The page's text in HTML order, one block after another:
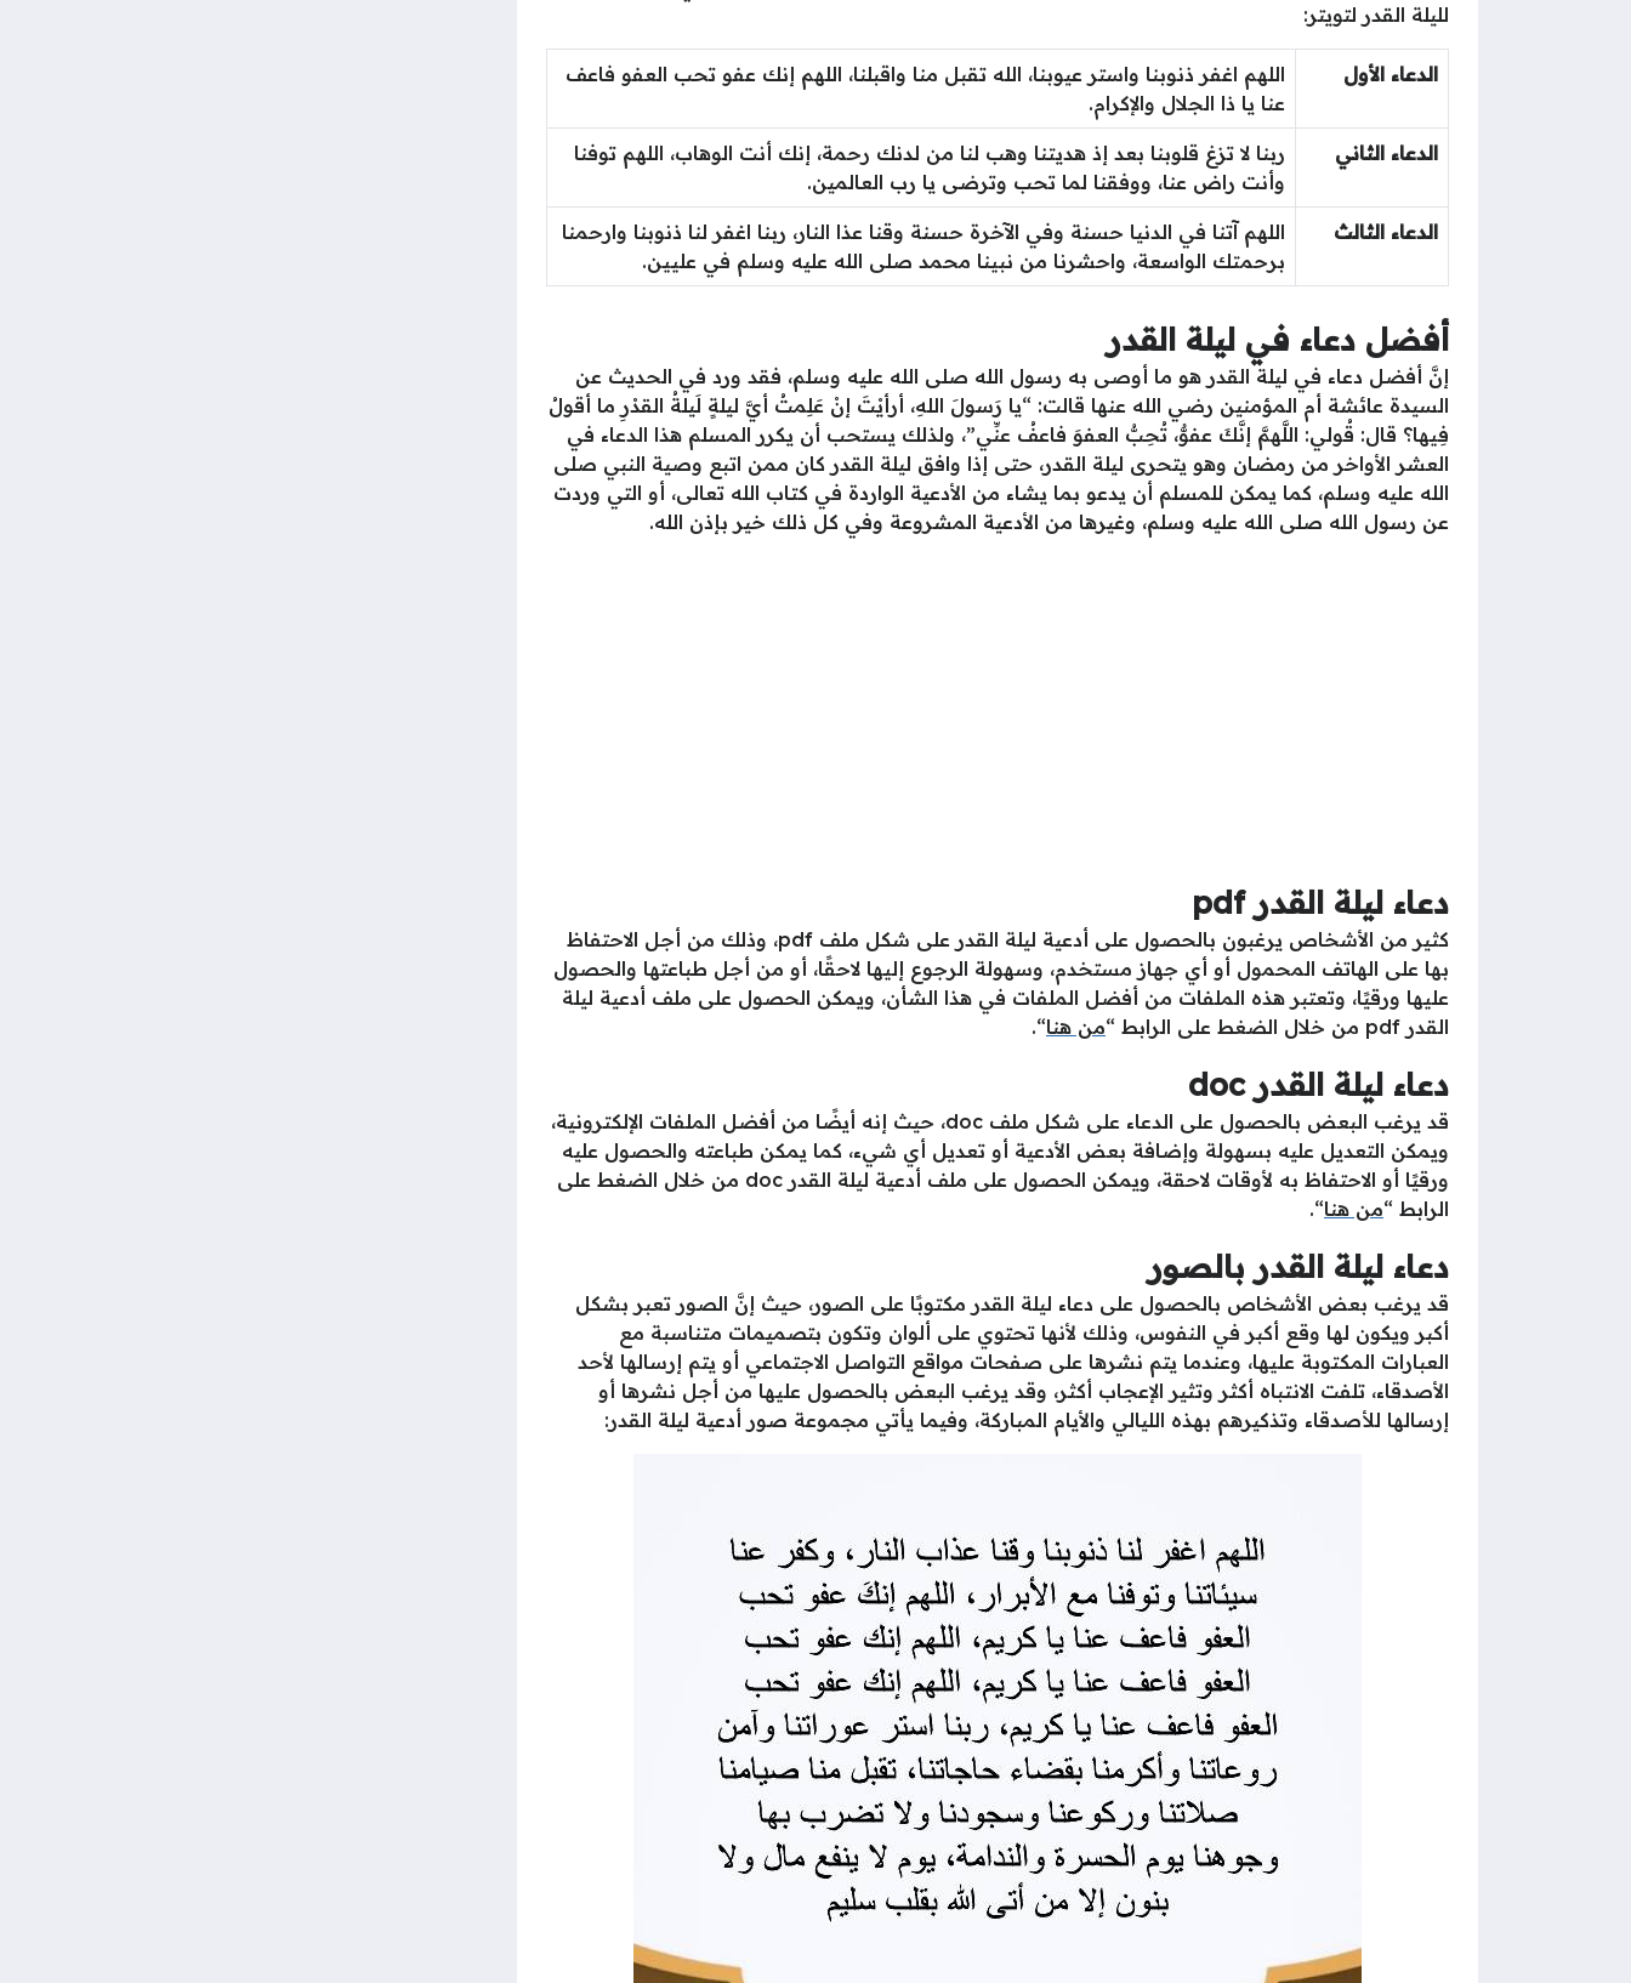
لليلة القدر لتويتر:
الدعاء الأول
اللهم اغفر ذنوبنا واستر عيوبنا، الله تقبل منا واقبلنا، اللهم إنك عفو تحب العفو فاعف
عنا يا ذا الجلال والإكرام.
الدعاء الثاني
ربنا لا تزغ قلوبنا بعد إذ هديتنا وهب لنا من لدنك رحمة، إنك أنت الوهاب، اللهم توفنا
وأنت راض عنا، ووفقنا لما تحب وترضى يا رب العالمين.
الدعاء الثالث
اللهم آتنا في الدنيا حسنة وفي الآخرة حسنة وقنا عذا النار، ربنا اغفر لنا ذنوبنا وارحمنا
برحمتك الواسعة، واحشرنا من نبينا محمد صلى الله عليه وسلم في عليين.
أفضل دعاء في ليلة القدر
إنَّ أفضل دعاء في ليلة القدر هو ما أوصى به رسول الله صلى الله عليه وسلم، فقد ورد في الحديث عن
السيدة عائشة أم المؤمنين رضي الله عنها قالت: “يا رَسولَ اللهِ، أرأيْتَ إنْ عَلِمتُ أيَّ ليلةٍ لَيلةُ القدْرِ ما أقولُ
فِيها؟ قال: قُولي: اللَّهمَّ إنَّكَ عفوٌّ، تُحِبُّ العفوَ فاعفُ عنِّي”، ولذلك يستحب أن يكرر المسلم هذا الدعاء في
العشر الأواخر من رمضان وهو يتحرى ليلة القدر، حتى إذا وافق ليلة القدر كان ممن اتبع وصية النبي صلى
الله عليه وسلم، كما يمكن للمسلم أن يدعو بما يشاء من الأدعية الواردة في كتاب الله تعالى، أو التي وردت
عن رسول الله صلى الله عليه وسلم، وغيرها من الأدعية المشروعة وفي كل ذلك خير بإذن الله.
دعاء ليلة القدر pdf
كثير من الأشخاص يرغبون بالحصول على أدعية ليلة القدر على شكل ملف pdf، وذلك من أجل الاحتفاظ
بها على الهاتف المحمول أو أي جهاز مستخدم، وسهولة الرجوع إليها لاحقًا، أو من أجل طباعتها والحصول
عليها ورقيًا، وتعتبر هذه الملفات من أفضل الملفات في هذا الشأن، ويمكن الحصول على ملف أدعية ليلة
القدر pdf من خلال الضغط على الرابط “
من هنا“.
دعاء ليلة القدر doc
قد يرغب البعض بالحصول على الدعاء على شكل ملف doc، حيث إنه أيضًا من أفضل الملفات الإلكترونية،
ويمكن التعديل عليه بسهولة وإضافة بعض الأدعية أو تعديل أي شيء، كما يمكن طباعته والحصول عليه
ورقيًا أو الاحتفاظ به لأوقات لاحقة، ويمكن الحصول على ملف أدعية ليلة القدر doc من خلال الضغط على
الرابط “من هنا“.
دعاء ليلة القدر بالصور
قد يرغب بعض الأشخاص بالحصول على دعاء ليلة القدر مكتوبًا على الصور، حيث إنَّ الصور تعبر بشكل
أكبر ويكون لها وقع أكبر في النفوس، وذلك لأنها تحتوي على ألوان وتكون بتصميمات متناسبة مع
العبارات المكتوبة عليها، وعندما يتم نشرها على صفحات مواقع التواصل الاجتماعي أو يتم إرسالها لأحد
الأصدقاء، تلفت الانتباه أكثر وتثير الإعجاب أكثر، وقد يرغب البعض بالحصول عليها من أجل نشرها أو
إرسالها للأصدقاء وتذكيرهم بهذه الليالي والأيام المباركة، وفيما يأتي مجموعة صور أدعية ليلة القدر: